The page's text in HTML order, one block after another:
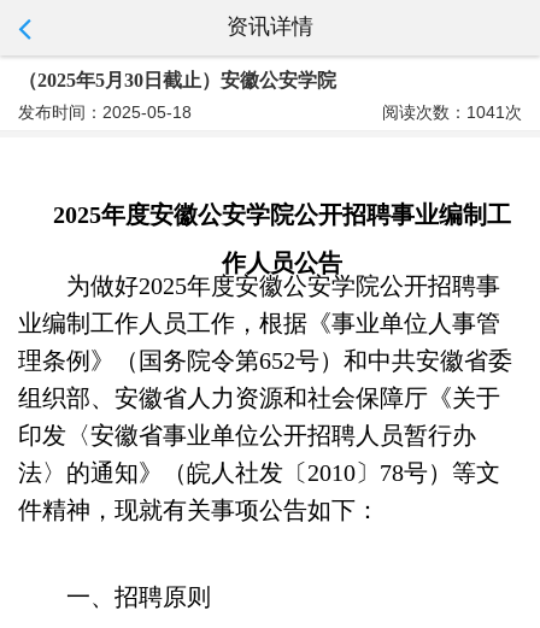
资讯详情
（2025年5月30日截止）安徽公安学院
发布时间：2025-05-18 阅读次数：1041次
2025年度安徽公安学院公开招聘事业编制工
作人员公告
为做好2025年度安徽公安学院公开招聘事
业编制工作人员工作，根据《事业单位人事管
理条例》（国务院令第652号）和中共安徽省委
组织部、安徽省人力资源和社会保障厅《关于
印发〈安徽省事业单位公开招聘人员暂行办
法〉的通知》（皖人社发〔2010〕78号）等文
件精神，现就有关事项公告如下：
一、招聘原则